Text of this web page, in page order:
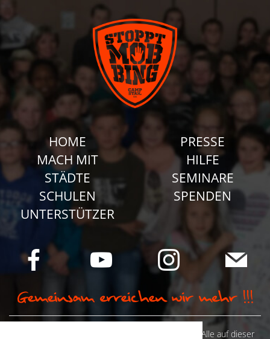
HOME
MACH MIT
STÄDTE
SCHULEN
UNTERSTÜTZER
PRESSE
HILFE
SEMINARE
SPENDEN
© Camp Stahl e.V. 2026 alle Rechte vorbehalten: Alle auf dieser